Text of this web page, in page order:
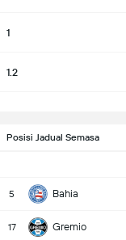
1
1.2
Posisi Jadual Semasa
5 Bahia
17 Gremio